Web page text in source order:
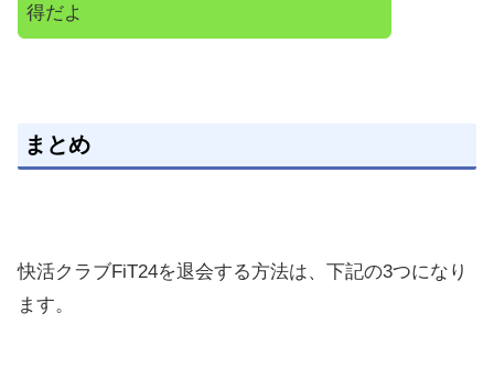
得だよ
まとめ
快活クラブFiT24を退会する方法は、下記の3つになり
ます。